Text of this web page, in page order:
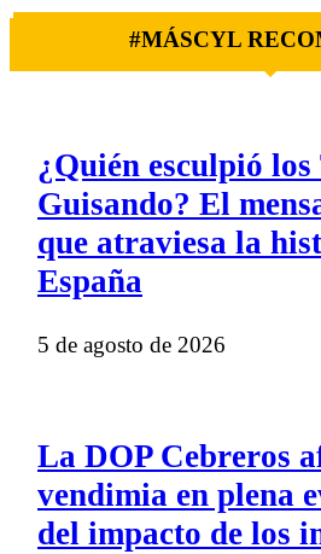
#MÁSCYL
¿Quién esculpió los
Guisando? El
que atraviesa la
España
5 de agosto de 2026
La DOP Cebreros
vendimia en plena
del impacto de los